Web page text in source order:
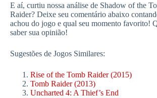
E aí, curtiu nossa análise de Shadow of the
Raider? Deixe seu comentário abaixo
achou do jogo e qual seu momento favorito!
saber sua opinião!
Sugestões de Jogos Similares:
Rise of the Tomb Raider (2015)
Tomb Raider (2013)
Uncharted 4: A Thief’s End